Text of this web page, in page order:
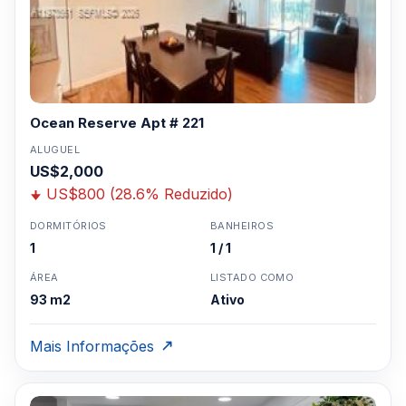
Ocean Reserve Apt # 221
ALUGUEL
US$2,000
US$800 (28.6% Reduzido)
DORMITÓRIOS
1
BANHEIROS
1 / 1
ÁREA
93 m2
LISTADO COMO
Ativo
Mais Informações